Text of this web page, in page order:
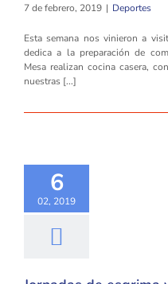
7 de febrero, 2019 | Deportes
Esta semana nos vinieron a
dedica a la preparación de
Mesa realizan cocina casera,
nuestras [...]
6
02, 2019
Jornadas de